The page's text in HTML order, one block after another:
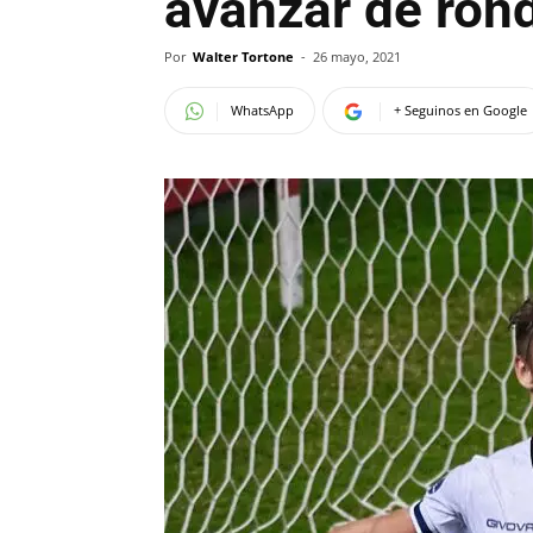
Por Walter Tortone - 26 mayo, 2021
WhatsApp + Seguinos en Google